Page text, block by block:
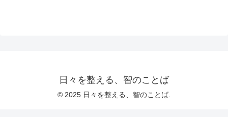
日々を整える、智のことば
© 2025 日々を整える、智のことば.